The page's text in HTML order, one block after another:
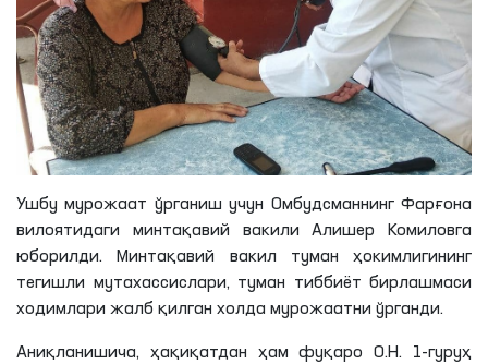
Ушбу мурожаат ўрганиш учун Омбудсманнинг Фарғона
вилоятидаги минтақавий вакили Алишер Комиловга
юборилди. Минтақавий вакил туман ҳокимлигининг
тегишли мутахассислари, туман тиббиёт бирлашмаси
ходимлари жалб қилган холда мурожаатни ўрганди.
Аниқланишича, ҳақиқатдан ҳам фуқароО.Н. 1-гуруҳ